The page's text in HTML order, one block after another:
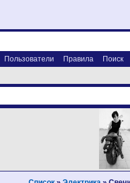
Пользователи Правила Поиск